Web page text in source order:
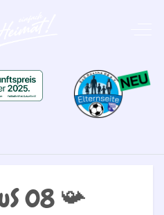
08 📯